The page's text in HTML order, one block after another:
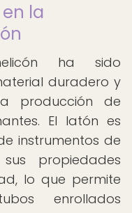
la
ha sido
duradero y
producción de
El latón es
instrumentos de
propiedades
lo que permite
enrollados